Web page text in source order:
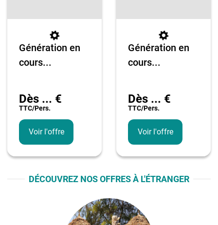
Génération en
cours...
Dès ... €
TTC/pers.
Voir l'offre
Génération en
cours...
Dès ... €
TTC/pers.
Voir l'offre
DÉCOUVREZ NOS OFFRES À L'ÉTRANGER